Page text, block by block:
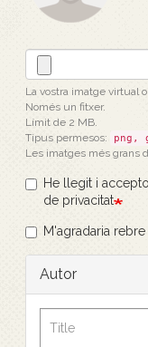
La vostra imatge virtual
Només un fitxer.
Límit de 2 MB.
Tipus permesos:
png,
Les imatges més grans
He llegit i
de privacitat
M'agradaria
Autor